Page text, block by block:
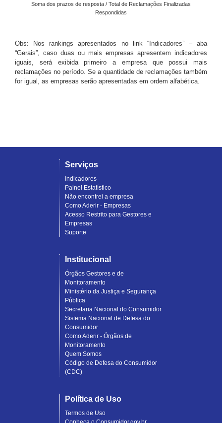
Soma dos prazos de resposta / Total de Reclamações Finalizadas
Respondidas
Obs: Nos rankings apresentados no link “Indicadores” – aba
“Gerais”, caso duas ou mais empresas apresentem indicadores
iguais, será exibida primeiro a empresa que possui mais
reclamações no período. Se a quantidade de reclamações também
for igual, as empresas serão apresentadas em ordem alfabética.
Serviços
Indicadores
Painel Estatístico
Não encontrei a empresa
Como Aderir - Empresas
Acesso Restrito para Gestores e
Empresas
Suporte
Institucional
Órgãos Gestores e de
Monitoramento
Ministério da Justiça e Segurança
Pública
Secretaria Nacional do Consumidor
Sistema Nacional de Defesa do
Consumidor
Como Aderir - Órgãos de
Monitoramento
Quem Somos
Código de Defesa do Consumidor
(CDC)
Política de Uso
Termos de Uso